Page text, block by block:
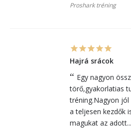
Proshark tréning
Hajrá srácok
Egy nagyon
törő,gyakorlatias
tréning.Nagyon
a teljesen kezdők
magukat az adott...